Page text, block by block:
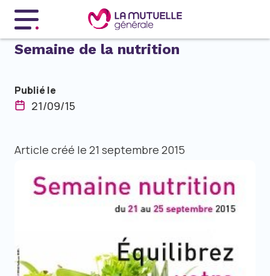
Menu principal
Semaine de la nutrition
Publié le
21/09/15
Article créé le 21 septembre 2015